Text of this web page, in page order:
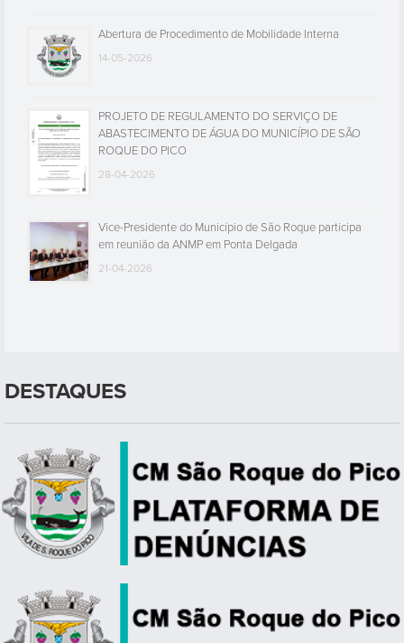
Abertura de Procedimento de Mobilidade Interna
14-05-2026
PROJETO DE REGULAMENTO DO SERVIÇO DE
ABASTECIMENTO DE ÁGUA DO MUNICÍPIO DE SÃO
ROQUE DO PICO
28-04-2026
Vice-Presidente do Município de São Roque participa
em reunião da ANMP em Ponta Delgada
21-04-2026
DESTAQUES